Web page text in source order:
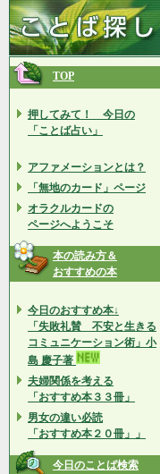
TOP
押してみて！ 今日の
「ことば占い」
アファメーションとは？
「無地のカード」ページ
オラクルカードの
ページへようこそ
本の読み方＆
おすすめの本
今日のおすすめ本↓
「失敗礼賛 不安と生きる
コミュニケーション術」小
島 慶子著
夫婦関係を考える
「おすすめ本３３冊」
男女の違い必読
「おすすめ本２０冊」」
今日のことば検索